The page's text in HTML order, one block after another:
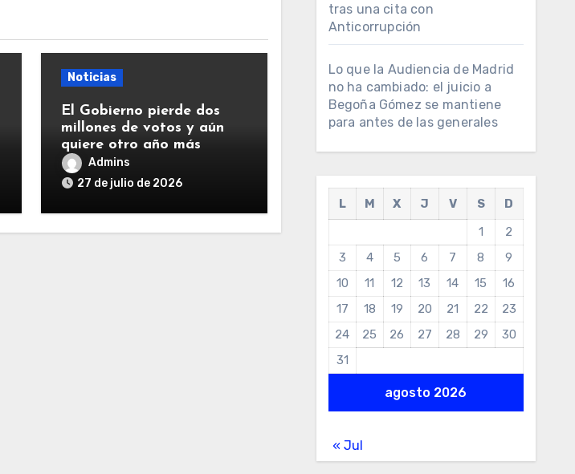
Noticias
El Gobierno pierde dos
millones de votos y aún
quiere otro año más
Admins
27 de julio de 2026
tras una cita con
Anticorrupción
Lo que la Audiencia de Madrid
no ha cambiado: el juicio a
Begoña Gómez se mantiene
para antes de las generales
agosto 2026
L M X J V S
D
1
2
3
4 5 6 7 8
9
10
11 12 13 14 15
16
17
18 19 20 21 22
23
24
25 26 27 28 29
30
31
« Jul